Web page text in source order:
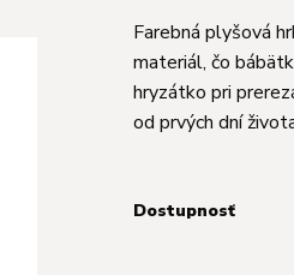
Farebná plyšová
materiál, čo
hryzátko pri
od prvých dní
Dostupnosť